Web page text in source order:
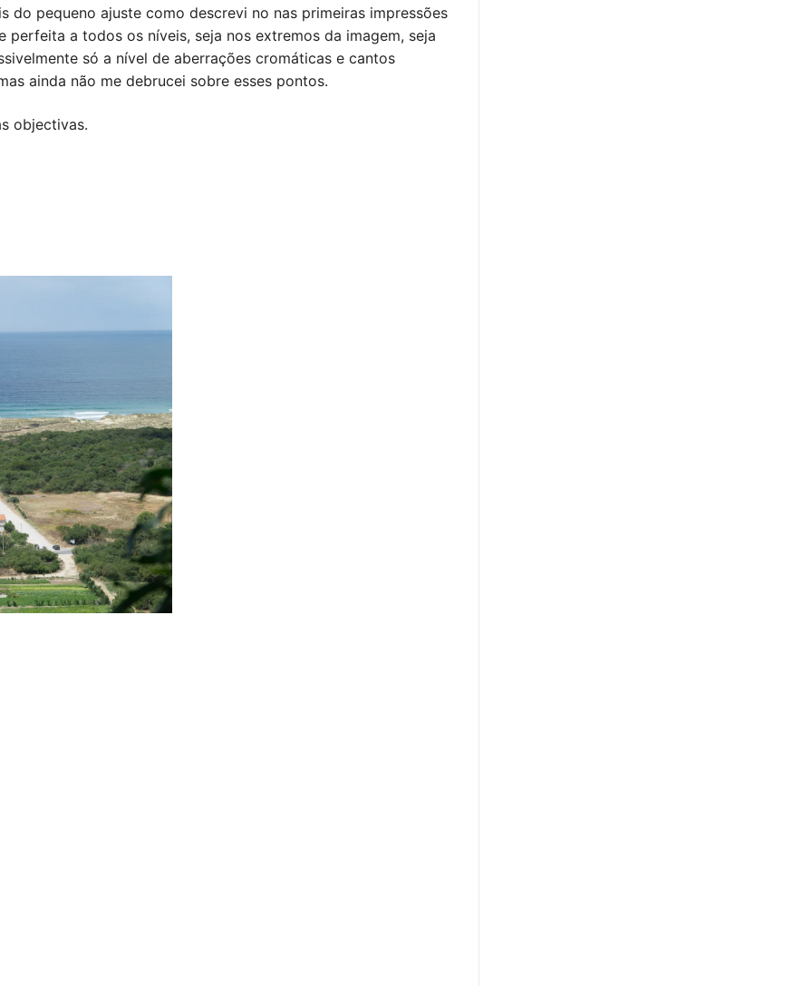
do pequeno ajuste como descrevi no nas primeiras impressões
a todos os níveis, seja nos extremos da imagem, seja
só a nível de aberrações cromáticas e cantos
ainda não me debrucei sobre esses pontos.
objectivas.